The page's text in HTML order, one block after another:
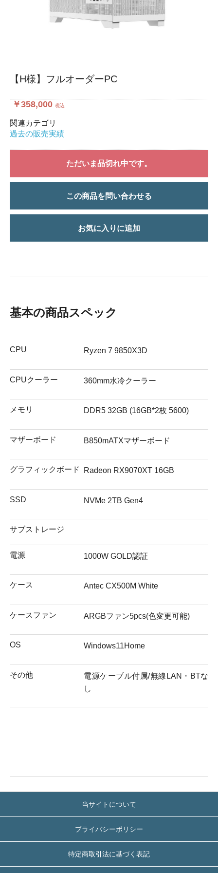
【H様】フルオーダーPC
￥358,000 税込
関連カテゴリ
過去の販売実績
ただいま品切れ中です。
この商品を問い合わせる
お気に入りに追加
基本の商品スペック
CPU Ryzen 7 9850X3D
CPUクーラー 360mm水冷クーラー
メモリ DDR5 32GB (16GB*2枚 5600)
マザーボード B850mATXマザーボード
グラフィックボード Radeon RX9070XT 16GB
SSD NVMe 2TB Gen4
サブストレージ
電源 1000W GOLD認証
ケース Antec CX500M White
ケースファン ARGBファン5pcs(色変更可能)
OS Windows11Home
その他
電源ケーブル付属/無線LAN・BTな
し
当サイトについて
プライバシーポリシー
特定商取引法に基づく表記